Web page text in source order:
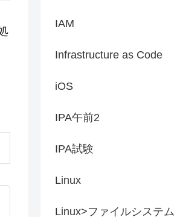
IAM
Infrastructure as Code
iOS
IPA午前2
IPA試験
Linux
Linux>ファイルシステム